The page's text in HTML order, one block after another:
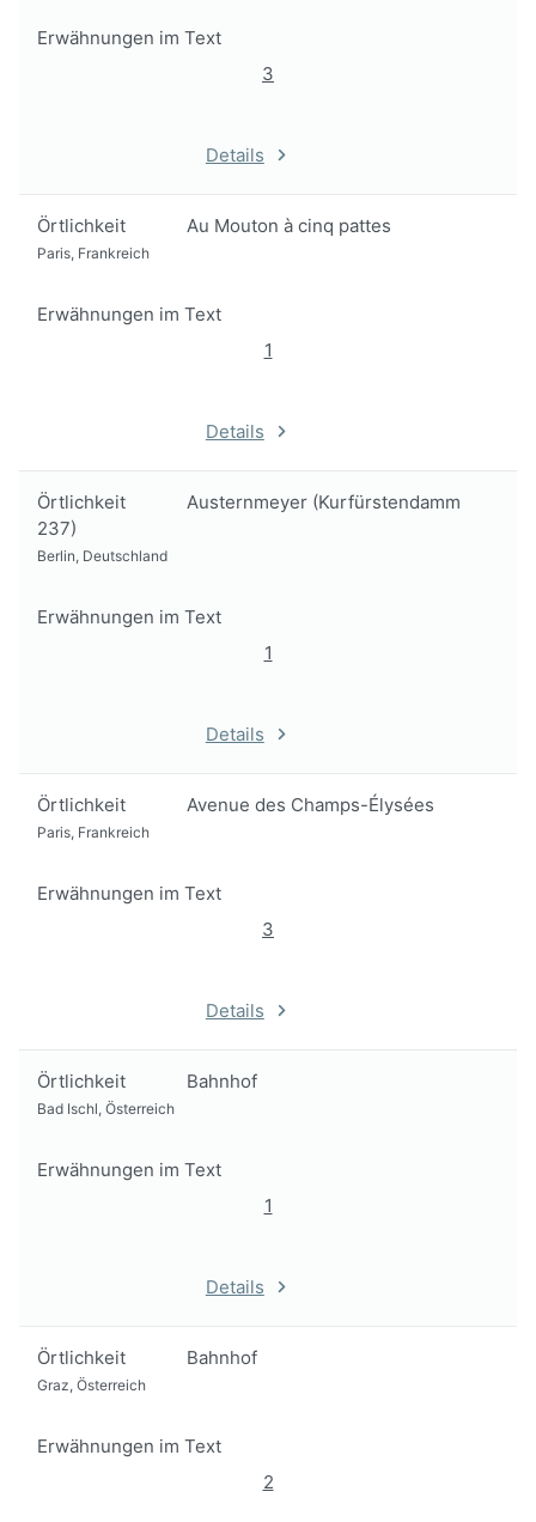
Erwähnungen im Text
3
Details
Örtlichkeit Au Mouton à cinq pattes
Paris, Frankreich
Erwähnungen im Text
1
Details
Örtlichkeit
Austernmeyer (Kurfürstendamm
237)
Berlin, Deutschland
Erwähnungen im Text
1
Details
Örtlichkeit Avenue des Champs-Élysées
Paris, Frankreich
Erwähnungen im Text
3
Details
Örtlichkeit Bahnhof
Bad Ischl, Österreich
Erwähnungen im Text
1
Details
Örtlichkeit Bahnhof
Graz, Österreich
Erwähnungen im Text
2